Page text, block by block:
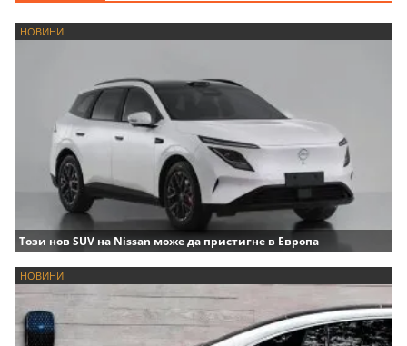
НОВИНИ
Този нов SUV на Nissan може да пристигне в Европа
НОВИНИ